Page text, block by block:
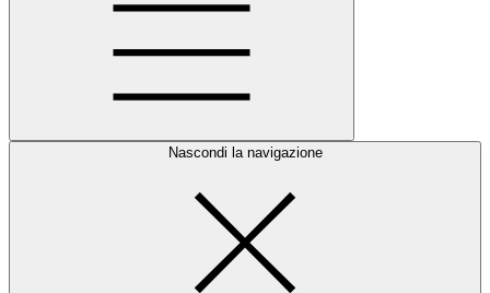
Nascondi la navigazione